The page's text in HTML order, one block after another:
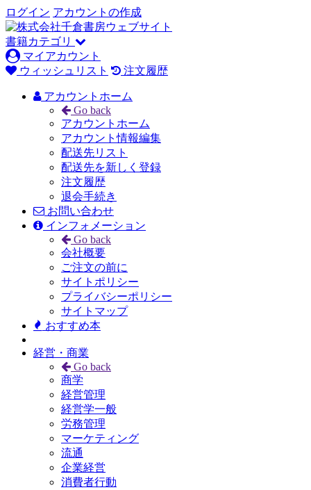
ログイン アカウントの作成
書籍カテゴリ
マイアカウント
ウィッシュリスト
注文履歴
アカウントホーム
Go back
アカウントホーム
アカウント情報編集
配送先リスト
配送先を新しく登録
注文履歴
退会手続き
お問い合わせ
インフォメーション
Go back
会社概要
ご注文の前に
サイトポリシー
プライバシーポリシー
サイトマップ
おすすめ本
経営・商業
Go back
商学
経営管理
経営学一般
労務管理
マーケティング
流通
企業経営
消費者行動